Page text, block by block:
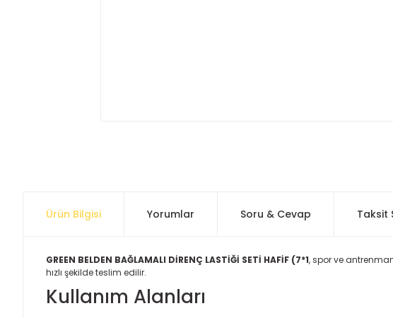
Ürün Bilgisi Yorumlar Soru & Cevap Taksit
GREEN BELDEN BAĞLAMALI DİRENÇ LASTİĞİ SETİ HAFİF (7*1, spor ve
hızlı şekilde teslim edilir.
Kullanım Alanları